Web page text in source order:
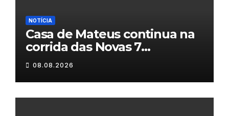
NOTÍCIA
Casa de Mateus continua na
corrida das Novas 7
Maravilhas de Portugal
08.08.2026